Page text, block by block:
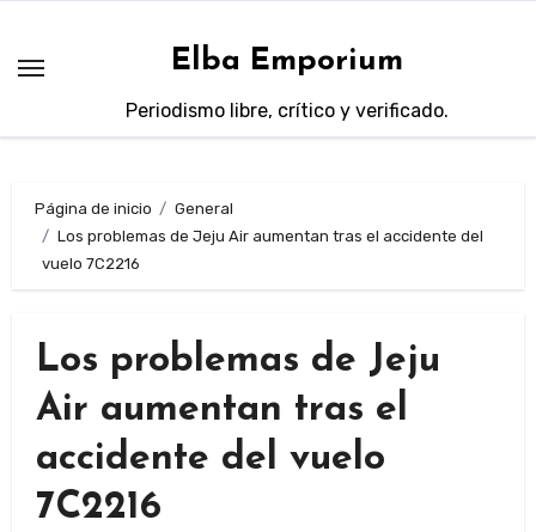
contenido
Elba Emporium
Periodismo libre, crítico y verificado.
Página de inicio
General
Los problemas de Jeju Air aumentan tras el accidente del
vuelo 7C2216
Los problemas de Jeju
Air aumentan tras el
accidente del vuelo
7C2216